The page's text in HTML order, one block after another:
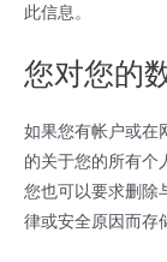
此信息。
您对您的
如果您有帐户或在
的关于您的所有个
您也可以要求删除
律或安全原因而存